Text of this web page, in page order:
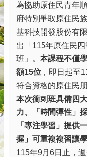
為協助原住民青年
府特別爭取原住民
基科技開發股份有
出「115年原住民
班」。 本課程不僅
額15位 ，即日起至
符合資格的原住民
本次衝刺班具備四
力、「時間彈性」
「專注學習」提供
握」可重複複習讓學
115年9月6日止，